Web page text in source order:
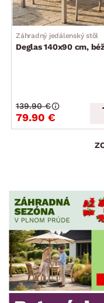
Záhradný jedálenský stôl
Deglas 140x90 cm,
79.90 €
139.90 €